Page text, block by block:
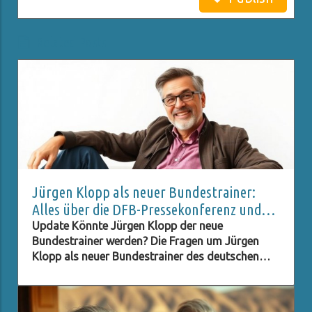
Jürgen Klopp als neuer Bundestrainer:
Alles über die DFB-Pressekonferenz und
Live-Stream
Update Könnte Jürgen Klopp der neue
Bundestrainer werden? Die Fragen um Jürgen
Klopp als neuer Bundestrainer des deutschen
Fans sind neugierig darauf, ob dieser Schritt
Realität wird. Klopp, bekannt für seinen